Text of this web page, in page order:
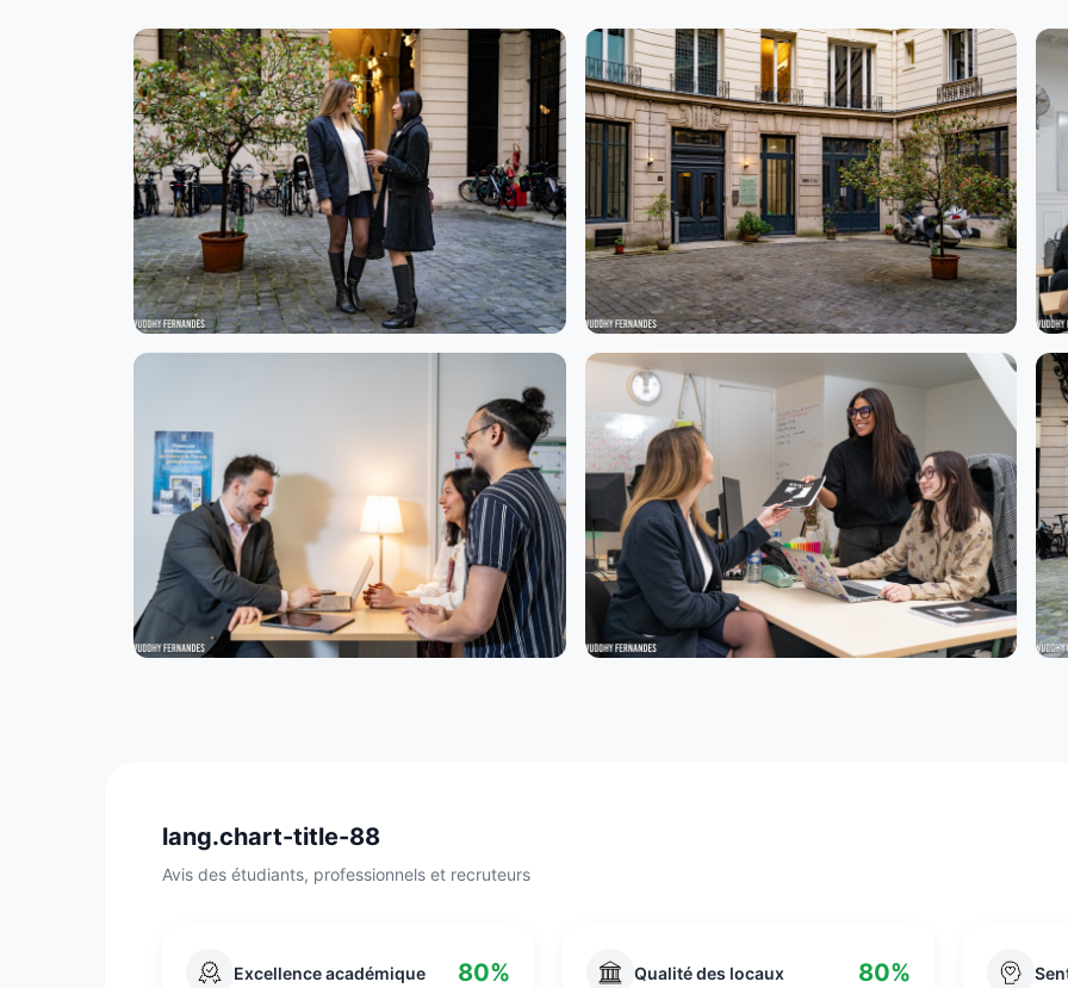
- Marketing et Communication du Luxe
- Management et développement commercial dans le luxe
- Hôtellerie et Tourisme de luxe
lang.chart-title-88
Avis des étudiants, professionnels et recruteurs
Excellence académique 80% Qualité des locaux 80%